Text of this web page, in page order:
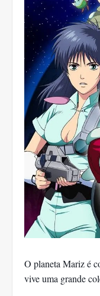
O planeta Mariz é
vive uma grande